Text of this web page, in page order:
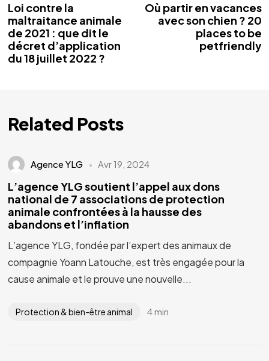
Loi contre la
maltraitance animale
de 2021 : que dit le
décret d’application
du 18 juillet 2022 ?
Où partir en vacances
avec son chien ? 20
places to be
petfriendly
Related Posts
Agence YLG Avr 19, 2024
L’agence YLG soutient l’appel aux dons
national de 7 associations de protection
animale confrontées à la hausse des
abandons et l’inflation
L’agence YLG, fondée par l’expert des animaux de
compagnie Yoann Latouche, est très engagée pour la
cause animale et le prouve une nouvelle...
Protection & bien-être animal 4 min